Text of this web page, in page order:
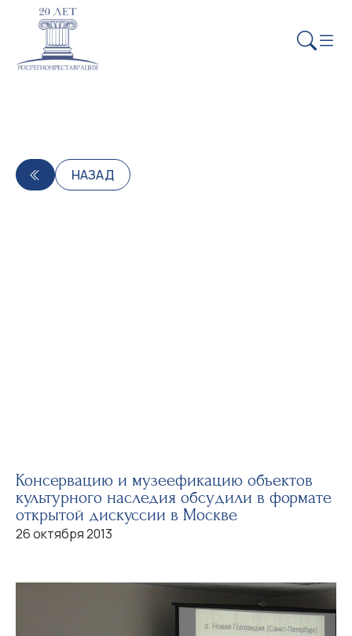
НАЗАД
Консервацию и музеефикацию объектов
культурного наследия обсудили в формате
открытой дискуссии в Москве
26 октября 2013